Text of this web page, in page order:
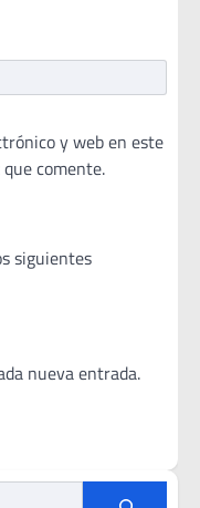
y web en este
comente.
siguientes
nueva entrada.